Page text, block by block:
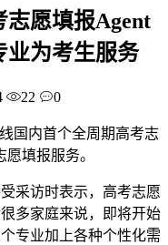
志愿填报Agent
业为考生服务
22 0
国内首个全周期高考志
填报服务。
采访时表示，高考志愿
多家庭来说，即将开始
专业加上各种个性化需